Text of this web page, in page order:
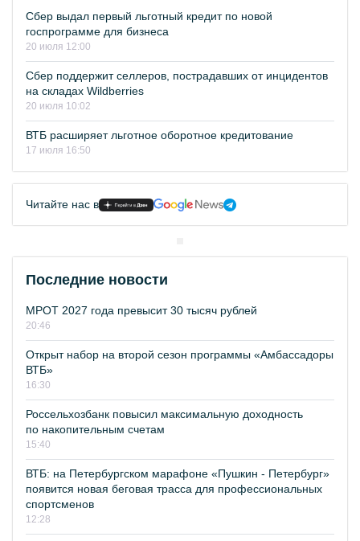
Сбер выдал первый льготный кредит по новой
госпрограмме для бизнеса
20 июля 12:00
Сбер поддержит селлеров, пострадавших от инцидентов
на складах Wildberries
20 июля 10:02
ВТБ расширяет льготное оборотное кредитование
17 июля 16:50
Читайте нас в
Последние новости
МРОТ 2027 года превысит 30 тысяч рублей
20:46
Открыт набор на второй сезон программы «Амбассадоры
ВТБ»
16:30
Россельхозбанк повысил максимальную доходность
по накопительным счетам
15:40
ВТБ: на Петербургском марафоне «Пушкин - Петербург»
появится новая беговая трасса для профессиональных
спортсменов
12:28